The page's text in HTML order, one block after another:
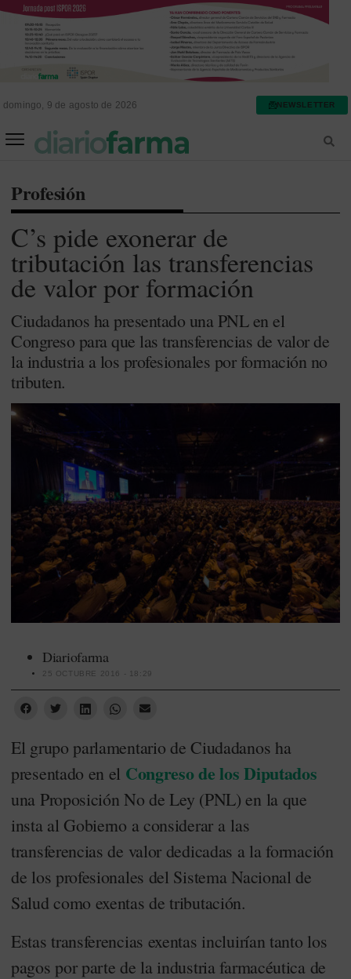
domingo, 9 de agosto de 2026 NEWSLETTER
Profesión
C’s pide exonerar de
tributación las transferencias
de valor por formación
Ciudadanos ha presentado una PNL en el
Congreso para que las transferencias de valor de
la industria a los profesionales por formación no
tributen.
Diariofarma
25 OCTUBRE 2016 - 18:29
El grupo parlamentario de Ciudadanos ha
presentado en el Congreso de los Diputados
una Proposición No de Ley (PNL) en la que
insta al Gobierno a considerar a las
transferencias de valor dedicadas a la formación
de los profesionales del Sistema Nacional de
Salud como exentas de tributación.
Estas transferencias exentas incluirían tanto los
pagos por parte de la industria farmacéutica de